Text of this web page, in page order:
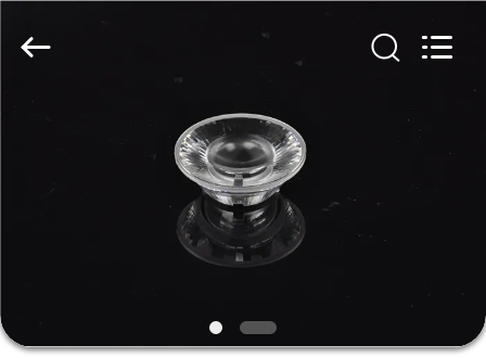
CASA.
NOI
Technology
Co.,